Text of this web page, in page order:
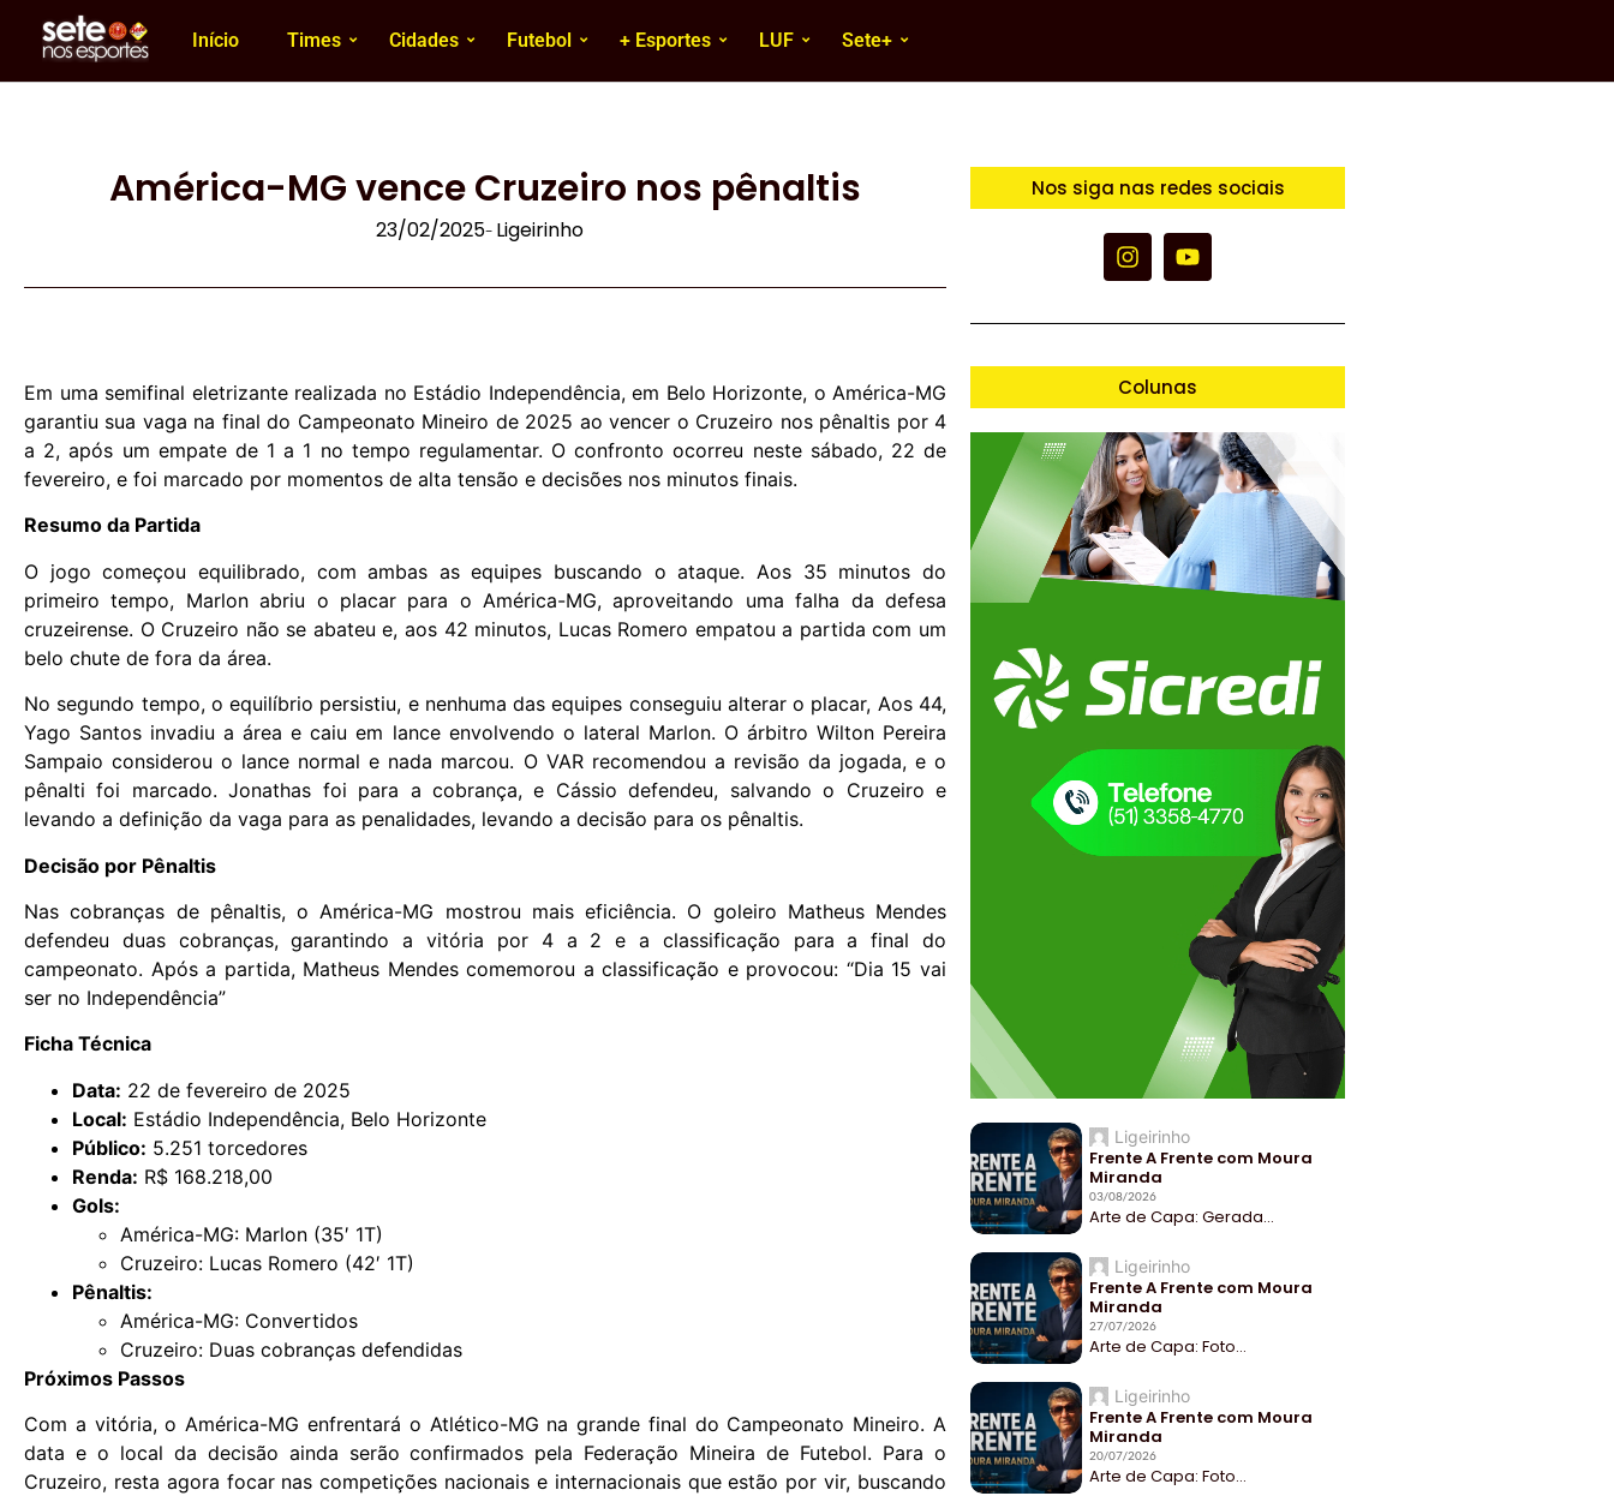
Início Times Cidades Futebol + Esportes LUF Sete+
América-MG vence Cruzeiro nos pênaltis
23/02/2025- Ligeirinho
Em uma semifinal eletrizante realizada no Estádio Independência, em Belo Horizonte, o América-MG
garantiu sua vaga na final do Campeonato Mineiro de 2025 ao vencer o Cruzeiro nos pênaltis por 4
a 2, após um empate de 1 a 1 no tempo regulamentar. O confronto ocorreu neste sábado, 22 de
fevereiro, e foi marcado por momentos de alta tensão e decisões nos minutos finais.
Resumo da Partida
O jogo começou equilibrado, com ambas as equipes buscando o ataque. Aos 35 minutos do
primeiro tempo, Marlon abriu o placar para o América-MG, aproveitando uma falha da defesa
cruzeirense. O Cruzeiro não se abateu e, aos 42 minutos, Lucas Romero empatou a partida com um
belo chute de fora da área.
No segundo tempo, o equilíbrio persistiu, e nenhuma das equipes conseguiu alterar o placar, Aos 44,
Yago Santos invadiu a área e caiu em lance envolvendo o lateral Marlon. O árbitro Wilton Pereira
Sampaio considerou o lance normal e nada marcou. O VAR recomendou a revisão da jogada, e o
pênalti foi marcado. Jonathas foi para a cobrança, e Cássio defendeu, salvando o Cruzeiro e
levando a definição da vaga para as penalidades, levando a decisão para os pênaltis.
Decisão por Pênaltis
Nas cobranças de pênaltis, o América-MG mostrou mais eficiência. O goleiro Matheus Mendes
defendeu duas cobranças, garantindo a vitória por 4 a 2 e a classificação para a final do
campeonato. Após a partida, Matheus Mendes comemorou a classificação e provocou: “Dia 15 vai
ser no Independência”
Ficha Técnica
Data: 22 de fevereiro de 2025
Local: Estádio Independência, Belo Horizonte
Público: 5.251 torcedores
Renda: R$ 168.218,00
Gols:
América-MG: Marlon (35′ 1T)
Cruzeiro: Lucas Romero (42′ 1T)
Pênaltis:
América-MG: Convertidos
Cruzeiro: Duas cobranças defendidas
Próximos Passos
Com a vitória, o América-MG enfrentará o Atlético-MG na grande final do Campeonato Mineiro. A
data e o local da decisão ainda serão confirmados pela Federação Mineira de Futebol. Para o
Cruzeiro, resta agora focar nas competições nacionais e internacionais que estão por vir, buscando
Nos siga nas redes sociais
Colunas
Ligeirinho
Frente A Frente com Moura
Miranda
03/08/2026
Arte de Capa: Gerada...
Ligeirinho
Frente A Frente com Moura
Miranda
27/07/2026
Arte de Capa: Foto...
Ligeirinho
Frente A Frente com Moura
Miranda
20/07/2026
Arte de Capa: Foto...